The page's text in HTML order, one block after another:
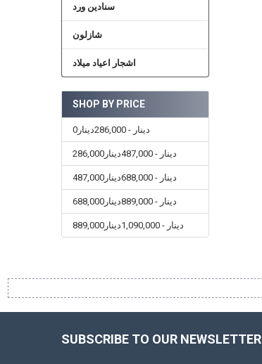
سنادين ورد
شازلون
اشجار اعياد ميلاد
SHOP BY PRICE
0دينار - 286,000دينار
286,000دينار - 487,000دينار
487,000دينار - 688,000دينار
688,000دينار - 889,000دينار
889,000دينار - 1,090,000دينار
SUBSCRIBE TO OUR NEWSLETTER